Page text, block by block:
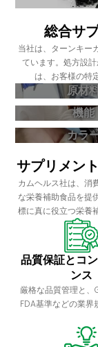
総合サ
当社は、ターンキー
ています。処方設
は、お客様の特
原材
機能
カラ
サプリメン
カムヘルス社は、消
な栄養補助食品を提
標に真に役立つ栄養
品質保証とコ
ンス
厳格な品質管理と、
FDA基準などの業界